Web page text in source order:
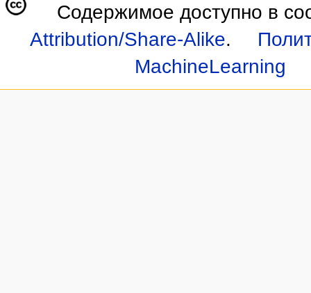
Содержимое доступно в
Attribution/Share-Alike.
MachineLearning